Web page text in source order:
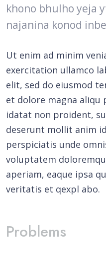
khono bhulho yeja
najanina konod
Ut enim ad minim
exercitation ullamco
elit, sed do eiusmod
et dolore magna aliqu
idatat non proident,
deserunt mollit anim
perspiciatis unde
voluptatem
aperiam, eaque ipsa
veritatis et qexpl abo.
Problems